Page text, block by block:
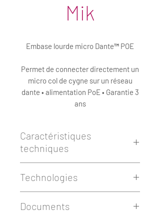
Mik
Embase lourde micro Dante™ POE
Permet de connecter directement un
micro col de cygne sur un réseau
dante • alimentation PoE • Garantie 3
ans
Caractéristiques
techniques
Type :Embase lourde Dante™
Connecteur d’entrée :XLR3M
Connecteur de sortie :
Technologies
PoE
Documents